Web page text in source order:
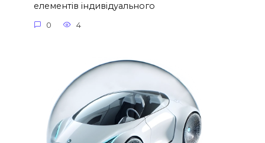
елементів індивідуального
0 4